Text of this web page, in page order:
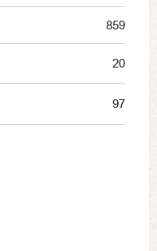
859
20
97